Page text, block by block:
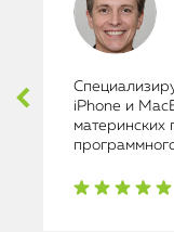
iPhone и
материнских